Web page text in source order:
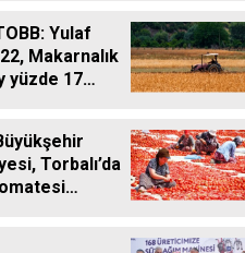
Yulaf
Makarnalık
yüzde 17
Torbalı’da